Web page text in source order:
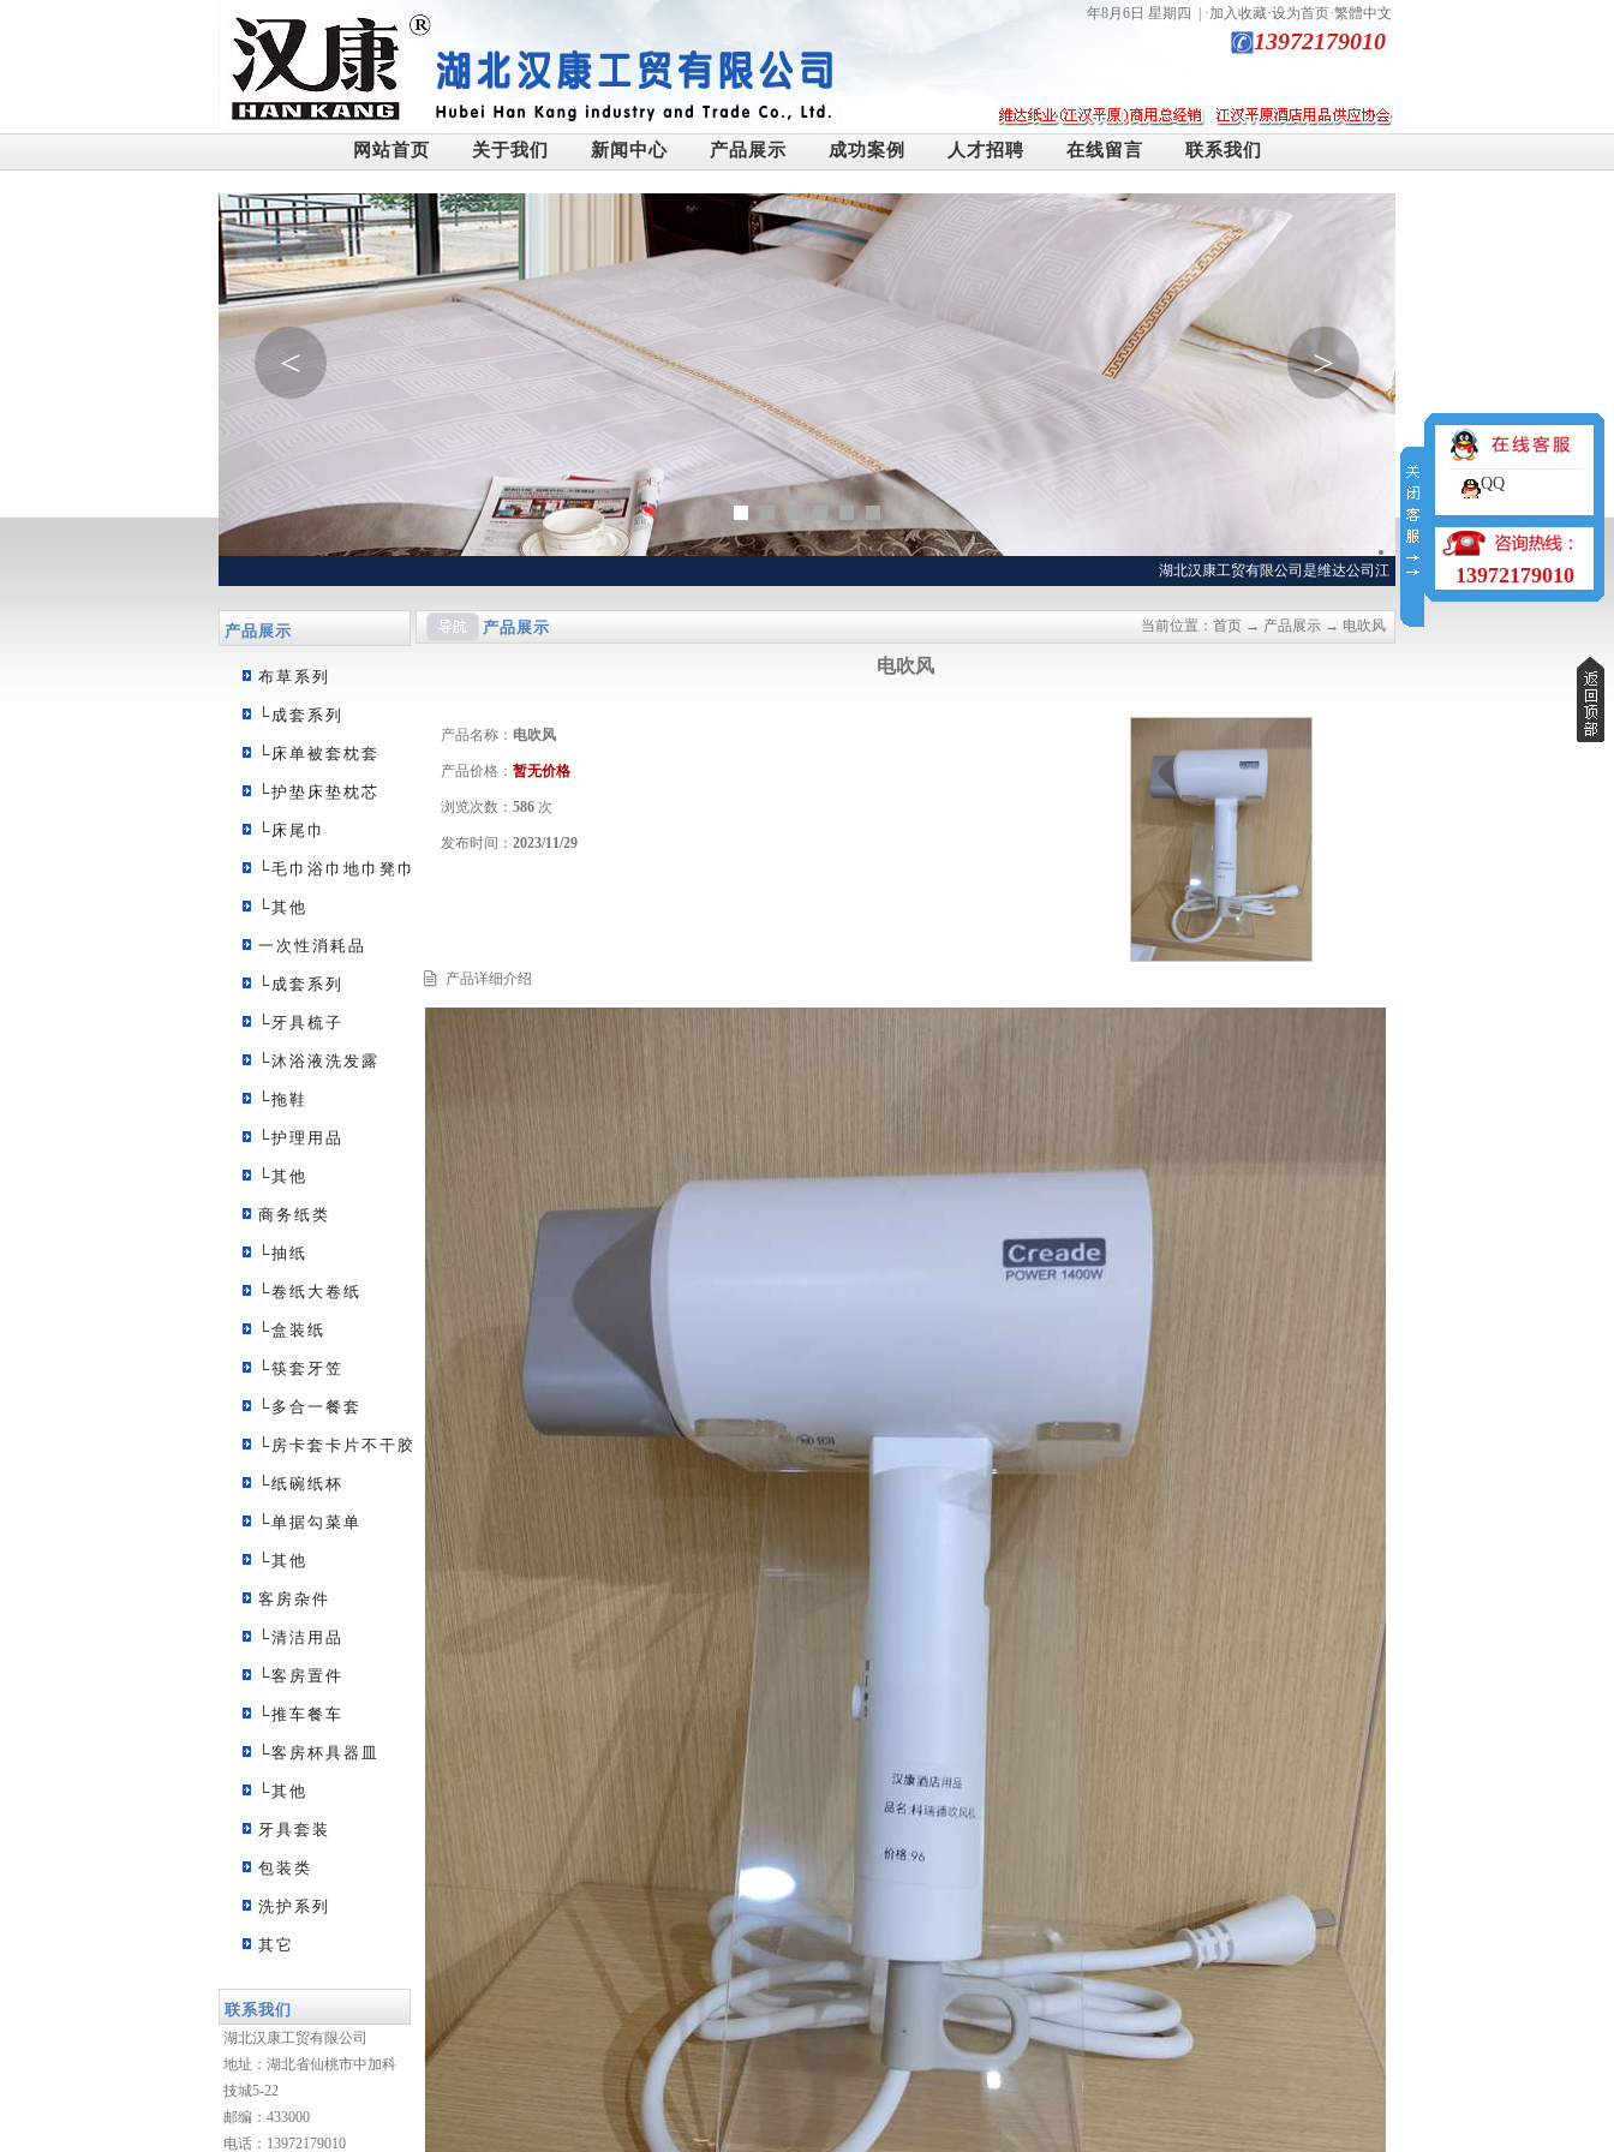
年8月6日 星期四 | ·加入收藏·设为首页·繁體中文
13972179010
网站首页 关于我们 新闻中心 产品展示 成功案例 人才招聘 在线留言 联系我们
>
<
湖北汉康工贸有限公司是维达公司江汉平原（仙桃、天门、潜江、洪湖）
产品展示
布草系列
└成套系列
└床单被套枕套
└护垫床垫枕芯
└床尾巾
└毛巾浴巾地巾凳巾
└其他
一次性消耗品
└成套系列
└牙具梳子
└沐浴液洗发露
└拖鞋
└护理用品
└其他
商务纸类
└抽纸
└卷纸大卷纸
└盒装纸
└筷套牙笠
└多合一餐套
└房卡套卡片不干胶
└纸碗纸杯
└单据勾菜单
└其他
客房杂件
└清洁用品
└客房置件
└推车餐车
└客房杯具器皿
└其他
牙具套装
包装类
洗护系列
其它
联系我们
湖北汉康工贸有限公司
地址：湖北省仙桃市中加科
技城5-22
邮编：433000
电话：13972179010
产品展示 当前位置： 首页→ 产品展示→ 电吹风
电吹风
产品名称： 电吹风
产品价格： 暂无价格
浏览次数： 586次
发布时间： 2023/11/29
产品详细介绍
QQ
13972179010